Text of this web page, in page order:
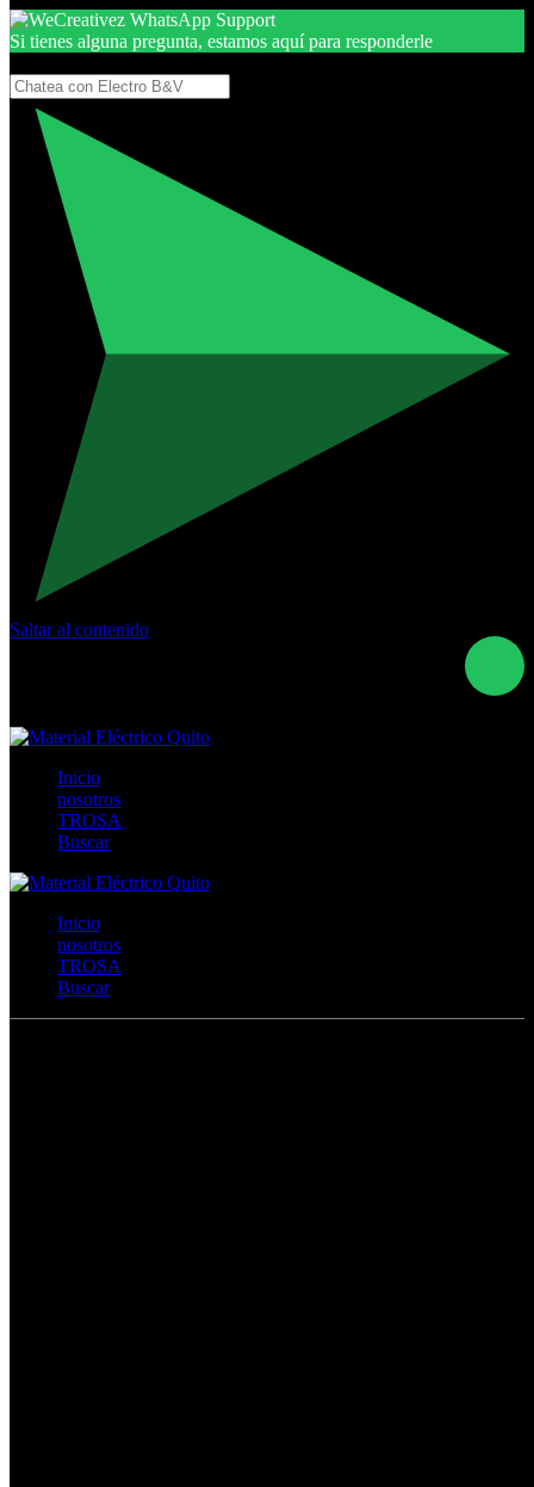
Si tienes alguna pregunta, estamos aquí para responderle
Saltar al contenido
Inicio
nosotros
TROSA
Buscar
Inicio
nosotros
TROSA
Buscar